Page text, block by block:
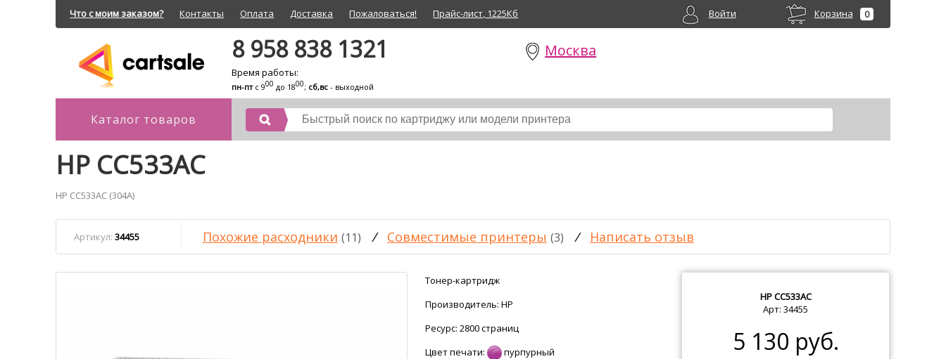
Что с моим заказом? Контакты Оплата Доставка Пожаловаться! Прайс-лист, 1225Кб Корзина 0
Войти
8 958 838 1321
Время работы:
пн-птс 900 до 1800; сб,вс - выходной
Москва
Каталог товаров
HP CC533AC
HP CC533AC (304A)
Артикул: 34455 Похожие расходники (11) / Совместимые принтеры (3) / Написать отзыв
Тонер-картридж
Производитель:HP
Ресурс: 2800 страниц
Цвет печати:
пурпурный
HPCC533AC
Арт: 34455
5 130 руб.